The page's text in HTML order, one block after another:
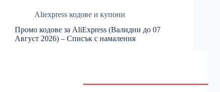
Aliexpress кодове и купони
Промо кодове за AliExpress (Валидни до 07
Август 2026) – Списък с намаления